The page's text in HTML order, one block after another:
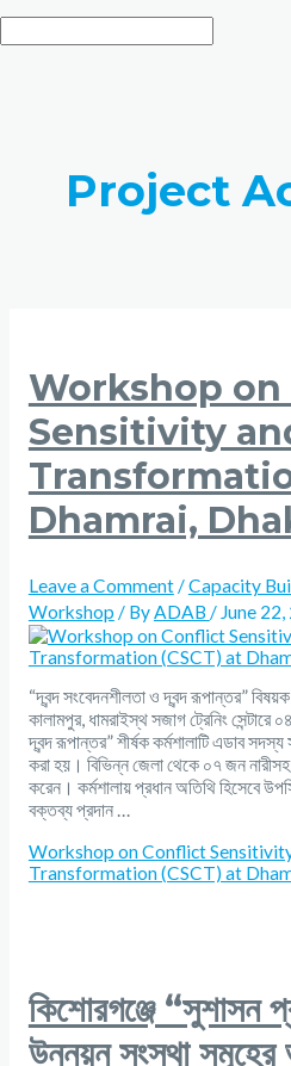
Project
Workshop
Sensitivity
Dhamrai,
Leave a Comment/Capacity
Workshop / ByADAB / June
“দ্বন্দ সংবেদনশীলতা ও দ্বন্দ রূপান্তর”
কালামপুর, ধামরাইস্থ সজাগ ট্রেনিং সেন্টারে
দ্বন্দ রূপান্তর” শীর্ষক কর্মশালাটি এডাব
করা হয়। বিভিন্ন জেলা থেকে ০৭ জন
করেন। কর্মশালায় প্রধান অতিথি হিসেবে
বক্তব্য প্রদান …
Workshop on Conflict
Transformation (CSCT) ‍at
কিশোরগঞ্জে “সুশাসন
উন্নয়ন সংস্থা সমূহের